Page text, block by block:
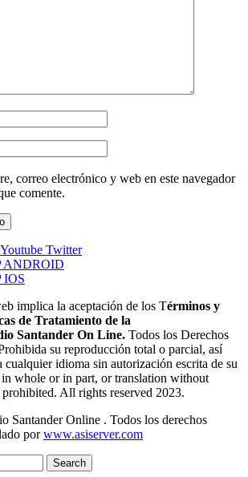
correo electrónico y web en este navegador
comente.
Youtube Twitter
ANDROID
IOS
implica la aceptación de los Términos y
de Tratamiento de la
Santander On Line. Todos los Derechos
su reproducción total o parcial, así
cualquier idioma sin autorización escrita de su
whole or in part, or translation without
All rights reserved 2023.
Santander Online . Todos los derechos
porwww.asiserver.com
Search